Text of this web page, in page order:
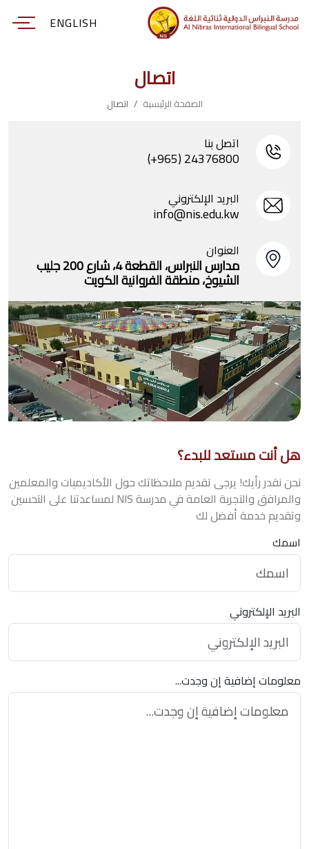
ENGLISH
اتصال
الصفحة الرئيسية اتصال
اتصل بنا
(+965) 24376800
البريد الإلكتروني
info@nis.edu.kw
العنوان
مدارس النبراس، القطعة 4، شارع 200 جليب
الشيوخ، منطقة الفروانية الكويت
هل أنت مستعد للبدء؟
نحن نقدر رأيك! يرجى تقديم ملاحظاتك حول الأكاديميات والمعلمين
والمرافق والتجربة العامة في مدرسة NIS لمساعدتنا على التحسين
وتقديم خدمة أفضل لك
اسمك
البريد الإلكتروني
معلومات إضافية إن وجدت...